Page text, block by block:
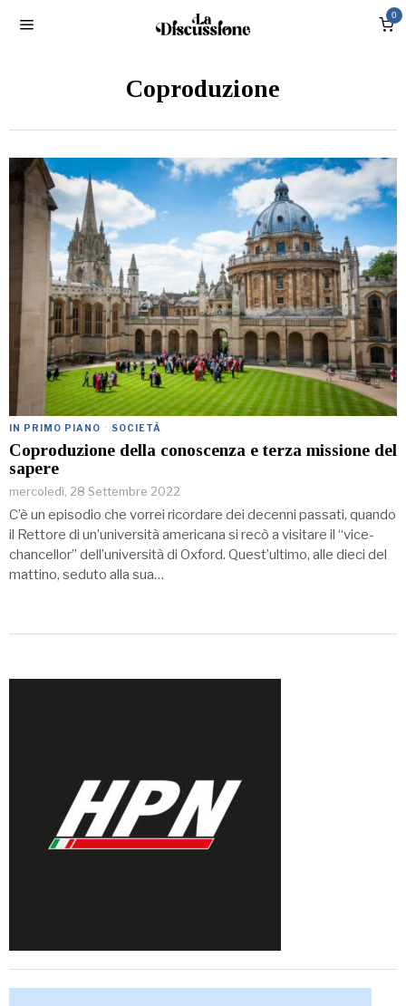
0
Coproduzione
IN PRIMO PIANO · SOCIETÀ
Coproduzione della conoscenza e terza missione del
sapere
mercoledì, 28 Settembre 2022
C’è un episodio che vorrei ricordare dei decenni passati, quando
il Rettore di un’università americana si recò a visitare il “vice-
chancellor” dell’università di Oxford. Quest’ultimo, alle dieci del
mattino, seduto alla sua…